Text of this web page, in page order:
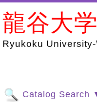
龍谷大
Ryukoku
Catalog Search